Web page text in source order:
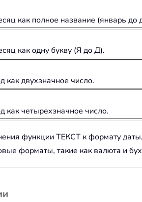
как полное название (январь до
как одну букву (Я до Д).
как двухзначное число.
как четырехзначное число.
функции ТЕКСТ к формату
форматы, такие как валюта и